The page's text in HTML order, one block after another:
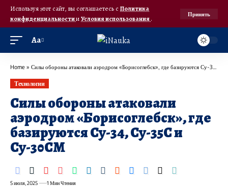
Используя этот сайт, вы соглашаетесь с Политика
конфиденциальностииУсловия использования.
Принять
Аа
Home » Силы обороны атаковали аэродром «Борисоглебск», где базируются Су-34, Су-35С и Су-30СМ
Технологии
Силы обороны атаковали
аэродром «Борисоглебск», где
базируются Су-34, Су-35С и
Су-30СМ
5 июля, 2025 1 Мин Чтения